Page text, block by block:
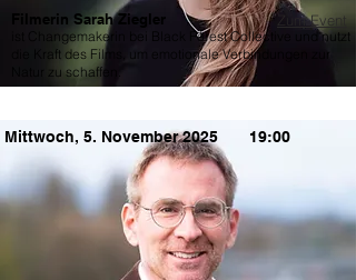
Filmerin Sarah Ziegler
ist Changemakerin bei Black Forest Collective und nutzt
die Kraft des Films, um emotionale Verbindungen zur
Natur zu schaffen.
Zum Event
Mittwoch, 5. November 2025 19:00